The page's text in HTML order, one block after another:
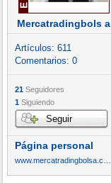
Mercatradingbols a
Artículos: 611
Comentarios: 0
21 Seguidores
1 Siguiendo
Seguir
Página personal